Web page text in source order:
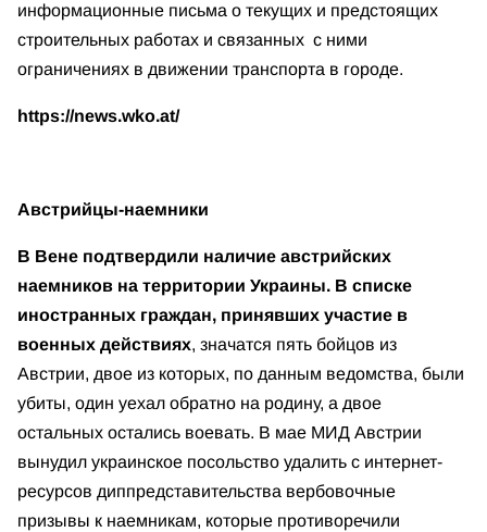
информационные письма о текущих и предстоящих
строительных работах и связанных с ними
ограничениях в движении транспорта в городе.
https://news.wko.at/
Австрийцы-наемники
В Вене подтвердили наличие австрийских
наемников на территории Украины. В списке
иностранных граждан, принявших участие в
военных действиях, значатся пять бойцов из
Австрии, двое из которых, по данным ведомства, были
убиты, один уехал обратно на родину, а двое
остальных остались воевать. В мае МИД Австрии
вынудил украинское посольство удалить с интернет-
ресурсов диппредставительства вербовочные
призывы к наемникам, которые противоречили